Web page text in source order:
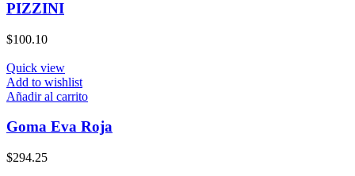
PIZZINI
$100.10
Quick view
Add to wishlist
Añadir al carrito
Goma Eva Roja
$294.25